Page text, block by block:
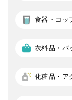
食器・コッ
衣料品・バ
化粧品・ア